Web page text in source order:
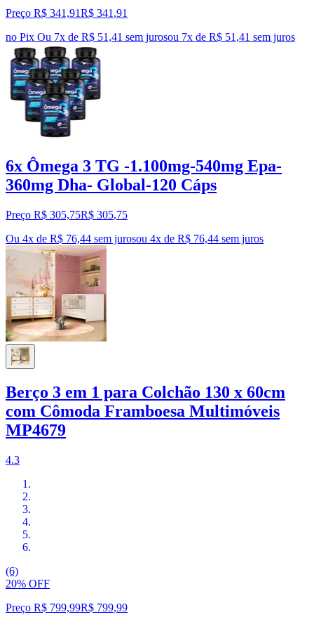
Preço R$ 341,91R$ 341 ,91
no Pix Ou 7x de R$ 51,41 sem jurosou 7x de R$ 51,41 sem juros
6x Ômega 3 TG -1.100mg-540mg Epa-
360mg Dha- Global-120 Cáps
Preço R$ 305,75R$ 305,75
Ou 4x de R$ 76,44 sem jurosou 4x de R$ 76,44 sem juros
Berço 3 em 1 para Colchão 130 x 60cm
com Cômoda Framboesa Multimóveis
MP4679
4.3
(6)
20% OFF
Preço R$ 799,99R$ 799,99